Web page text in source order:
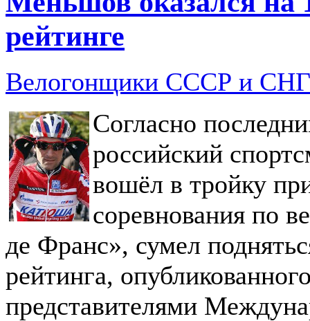
рейтинге
Велогонщики СССР и СНГ
Согласно
российский
вошёл в тройку
соревнования по
де Франс», сумел
рейтинга,
представителями